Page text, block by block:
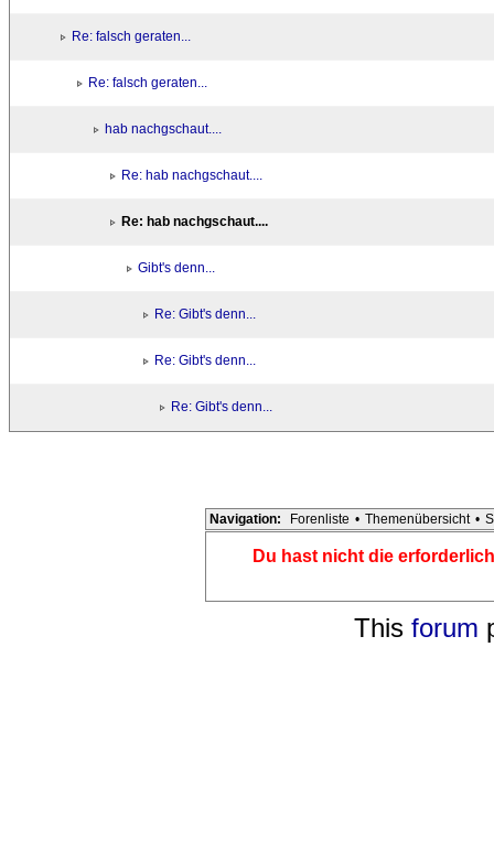
Re: falsch geraten...
Re: falsch geraten...
hab nachgschaut....
Re: hab nachgschaut....
Re: hab nachgschaut....
Gibt's denn...
Re: Gibt's denn...
Re: Gibt's denn...
Re: Gibt's denn...
Navigation: Forenliste • Themenübersicht •
Du hast nicht die
This forum